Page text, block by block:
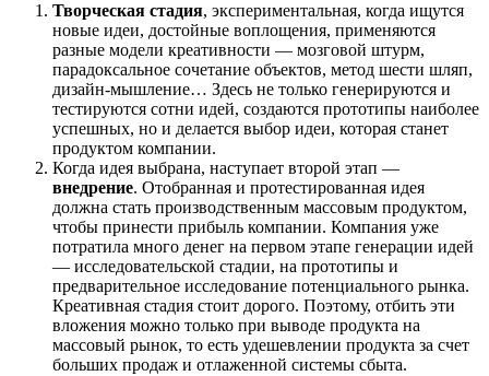
Творческая стадия, экспериментальная, когда ищутся
новые идеи, достойные воплощения, применяются
разные модели креативности — мозговой штурм,
парадоксальное сочетание объектов, метод шести шляп,
дизайн-мышление… Здесь не только генерируются и
тестируются сотни идей, создаются прототипы наиболее
успешных, но и делается выбор идеи, которая станет
продуктом компании.
Когда идея выбрана, наступает второй этап —
внедрение. Отобранная и протестированная идея
должна стать производственным массовым продуктом,
чтобы принести прибыль компании. Компания уже
потратила много денег на первом этапе генерации идей
— исследовательской стадии, на прототипы и
предварительное исследование потенциального рынка.
Креативная стадия стоит дорого. Поэтому, отбить эти
вложения можно только при выводе продукта на
массовый рынок, то есть удешевлении продукта за счет
больших продаж и отлаженной системы сбыта.